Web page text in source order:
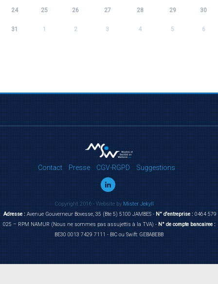
24 25 26 27 28 29 30
31 1 2 3 4 5 6
Contact Presse CGV-RGPD Suggestions
Copyright 2016 - Website byMister Jekyll
Adresse :Avenue Gouverneur Bovesse, 35 (Bte 5) 5100 JAMBES -N° d'entreprise :0464 579
025 – RPM NAMUR (Nous ne sommes pas assujettis à la TVA) -N° de compte bancairee :
BE30 0013 7429 7111 - BIC ou Swift: GEBABEBB